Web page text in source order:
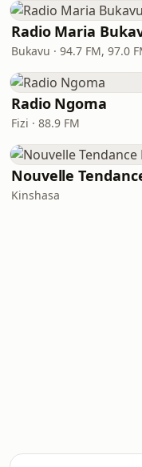
Radio Maria
Bukavu · 94.7 FM, 97.0
Radio Ngoma
Fizi · 88.9 FM
Kinshasa